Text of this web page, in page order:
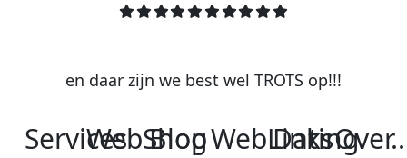
en daar zijn we best wel TROTS op!!!
Services
WebShop
BlogWebLinks
Dating
Over..